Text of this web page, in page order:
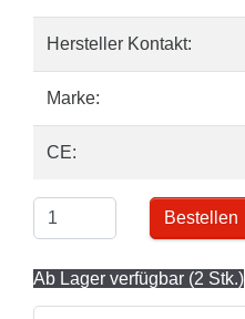
Hersteller Kontakt:
Marke:
CE:
Bestellen
Ab Lager verfügbar (2 Stk.)